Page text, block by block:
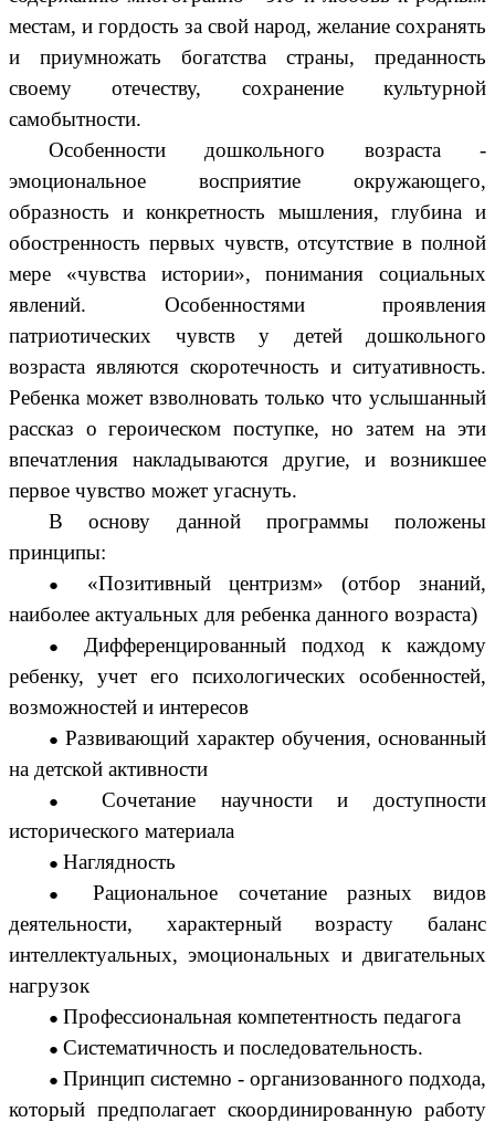
местам, и гордость за свой народ, желание сохранять
и приумножать богатства страны, преданность
своему отечеству, сохранение культурной
самобытности.
Особенности дошкольного возраста -
эмоциональное восприятие окружающего,
образность и конкретность мышления, глубина и
обостренность первых чувств, отсутствие в полной
мере «чувства истории», понимания социальных
явлений. Особенностями проявления
патриотических чувств у детей дошкольного
возраста являются скоротечность и ситуативность.
Ребенка может взволновать только что услышанный
рассказ о героическом поступке, но затем на эти
впечатления накладываются другие, и возникшее
первое чувство может угаснуть.
В основу данной программы положены
принципы:
«Позитивный центризм» (отбор знаний,
наиболее актуальных для ребенка данного возраста)
Дифференцированный подход к каждому
ребенку, учет его психологических особенностей,
возможностей и интересов
Развивающий характер обучения, основанный
на детской активности
Сочетание научности и доступности
исторического материала
Наглядность
Рациональное сочетание разных видов
деятельности, характерный возрасту баланс
интеллектуальных, эмоциональных и двигательных
нагрузок
Профессиональная компетентность педагога
Систематичность и последовательность.
Принцип системно - организованного подхода,
который предполагает скоординированную работу